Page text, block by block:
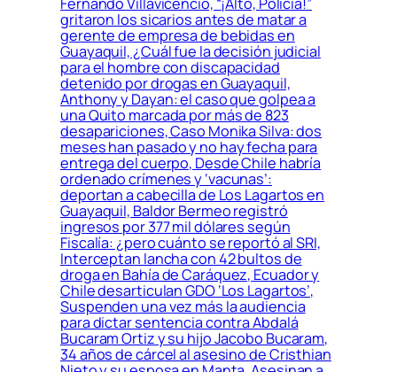
gritaron los sicarios antes de matar a
gerente de empresa de bebidas en
Guayaquil, ¿Cuál fue la decisión judicial
para el hombre con discapacidad
detenido por drogas en Guayaquil,
Anthony y Dayan: el caso que golpea a
una Quito marcada por más de 823
desapariciones, Caso Monika Silva: dos
meses han pasado y no hay fecha para
entrega del cuerpo, Desde Chile habría
ordenado crímenes y ‘vacunas’:
deportan a cabecilla de Los Lagartos en
Guayaquil, Baldor Bermeo registró
ingresos por 377 mil dólares según
Fiscalía: ¿pero cuánto se reportó al SRI,
Interceptan lancha con 42 bultos de
droga en Bahía de Caráquez, Ecuador y
Chile desarticulan GDO ‘Los Lagartos’,
Suspenden una vez más la audiencia
para dictar sentencia contra Abdalá
Bucaram Ortiz y su hijo Jacobo Bucaram,
34 años de cárcel al asesino de Cristhian